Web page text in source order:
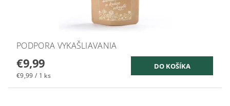
PODPORA VYKAŠLIAVANIA
€9,99
€9,99 / 1 ks